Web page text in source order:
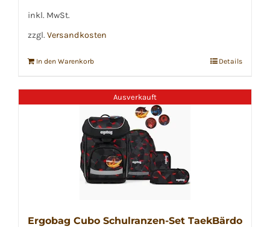
inkl. MwSt.
zzgl. Versandkosten
In den Warenkorb Details
Ausverkauft
Ergobag Cubo Schulranzen-Set TaekBärdo